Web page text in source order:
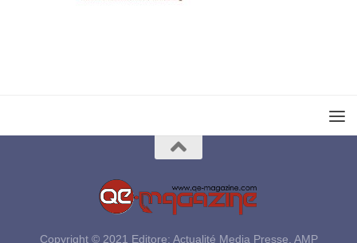
Copyright © 2021 Editore: Actualité Media Presse, AMP